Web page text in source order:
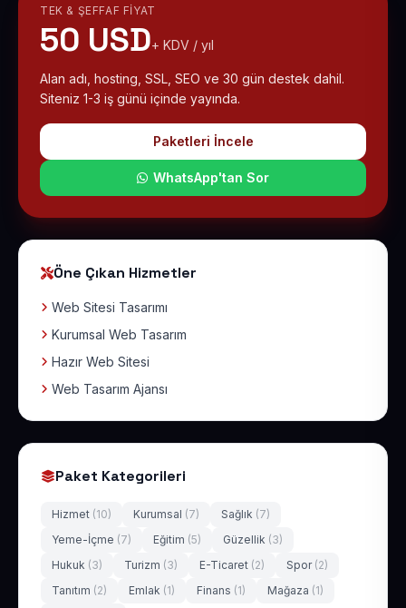
TEK & ŞEFFAF FIYAT
50 USD+ KDV / yıl
Alan adı, hosting, SSL, SEO ve 30 gün destek dahil.
Siteniz 1-3 iş günü içinde yayında.
Paketleri İncele
WhatsApp'tan Sor
Öne Çıkan Hizmetler
Web Sitesi Tasarımı
Kurumsal Web Tasarım
Hazır Web Sitesi
Web Tasarım Ajansı
Paket Kategorileri
Hizmet (10) Kurumsal (7) Sağlık (7)
Yeme-İçme (7) Eğitim (5) Güzellik (3)
Hukuk (3) Turizm (3) E-Ticaret (2) Spor (2)
Tanıtım (2) Emlak (1) Finans (1) Mağaza (1)